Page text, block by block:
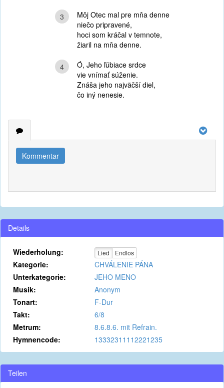
3
Môj Otec mal pre mňa denne
niečo pripravené,
hoci som kráčal v temnote,
žiaril na mňa denne.
4
Ó, Jeho ľúbiace srdce
vie vnímať súženie.
Znáša jeho najväčší diel,
čo iný nenesie.
Kommentar
Details
Wiederholung: Lied Endlos
Kategorie:
CHVÁLENIE PÁNA
Unterkategorie:
JEHO MENO
Musik:
Anonym
Tonart:
F-Dur
Takt:
6/8
Metrum:
8.6.8.6. mit Refrain.
Hymnencode:
13332311112221235
Teilen